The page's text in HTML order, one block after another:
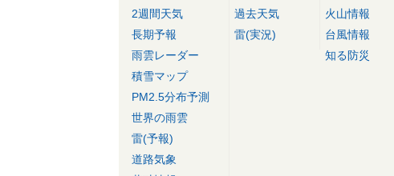
2週間天気
長期予報
雨雲レーダー
積雪マップ
PM2.5分布予測
世界の雨雲
雷(予報)
道路気象
過去天気
雷(実況)
火山情報
台風情報
知る防災